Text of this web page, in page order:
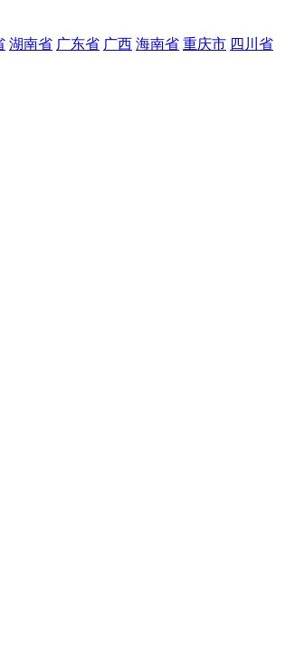
湖南省 广东省 广西 海南省 重庆市 四川省